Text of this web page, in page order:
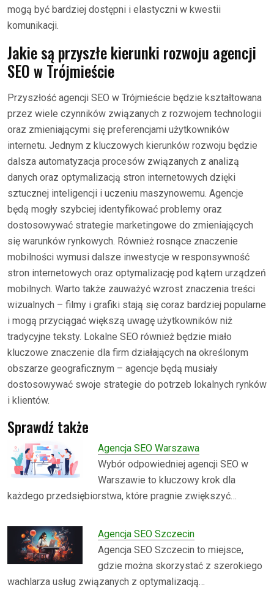
mogą być bardziej dostępni i elastyczni w kwestii
komunikacji.
Jakie są przyszłe kierunki rozwoju agencji
SEO w Trójmieście
Przyszłość agencji SEO w Trójmieście będzie kształtowana
przez wiele czynników związanych z rozwojem technologii
oraz zmieniającymi się preferencjami użytkowników
internetu. Jednym z kluczowych kierunków rozwoju będzie
dalsza automatyzacja procesów związanych z analizą
danych oraz optymalizacją stron internetowych dzięki
sztucznej inteligencji i uczeniu maszynowemu. Agencje
będą mogły szybciej identyfikować problemy oraz
dostosowywać strategie marketingowe do zmieniających
się warunków rynkowych. Również rosnące znaczenie
mobilności wymusi dalsze inwestycje w responsywność
stron internetowych oraz optymalizację pod kątem urządzeń
mobilnych. Warto także zauważyć wzrost znaczenia treści
wizualnych – filmy i grafiki stają się coraz bardziej popularne
i mogą przyciągać większą uwagę użytkowników niż
tradycyjne teksty. Lokalne SEO również będzie miało
kluczowe znaczenie dla firm działających na określonym
obszarze geograficznym – agencje będą musiały
dostosowywać swoje strategie do potrzeb lokalnych rynków
i klientów.
Sprawdź także
Agencja SEO Warszawa
Wybór odpowiedniej agencji SEO w
Warszawie to kluczowy krok dla
każdego przedsiębiorstwa, które pragnie zwiększyć…
Agencja SEO Szczecin
Agencja SEO Szczecin to miejsce,
gdzie można skorzystać z szerokiego
wachlarza usług związanych z optymalizacją…